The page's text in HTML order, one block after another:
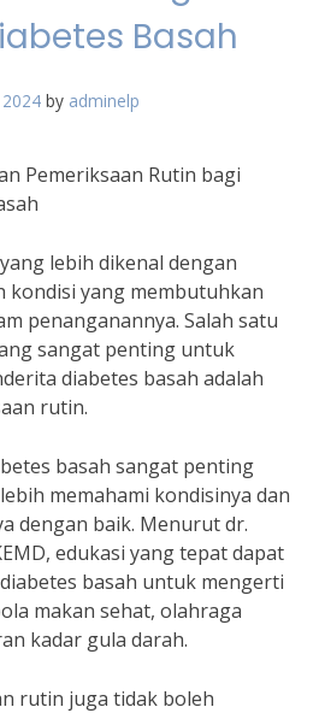
Basah
by adminelp
Pemeriksaan Rutin bagi
lebih dikenal dengan
kondisi yang membutuhkan
penanganannya. Salah satu
sangat penting untuk
diabetes basah adalah
rutin.
basah sangat penting
memahami kondisinya dan
dengan baik. Menurut dr.
edukasi yang tepat dapat
basah untuk mengerti
makan sehat, olahraga
kadar gula darah.
rutin juga tidak boleh